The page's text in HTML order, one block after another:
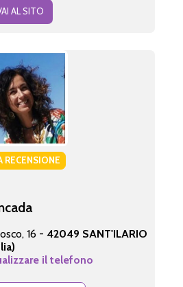
AL SITO
RECENSIONE
16 - 42049 SANT'ILARIO
il telefono